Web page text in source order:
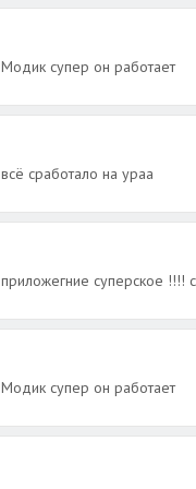
Модик супер он работает
всё сработало на ураа
приложегние суперское !!!!
Модик супер он работает